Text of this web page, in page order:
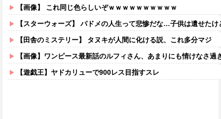
【画像】 これ同じ色らしいぞｗｗｗｗｗｗｗｗｗｗ
【スターウォーズ】 パドメの人生って悲惨だな…子供は遺せたけ
【田舎のミステリー】 タヌキが人間に化ける説、これ多分マジ
【画像】ワンピース最新話のルフィさん、あまりにも情けなさ過
【遊戯王】ヤドカリューで900レス目指すスレ